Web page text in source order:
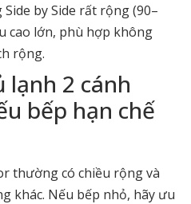
by Side rất rộng (90–
cao lớn, phù hợp không
rộng.
lạnh 2 cánh
bếp hạn chế
thường có chiều rộng và
khác. Nếu bếp nhỏ, hãy ưu